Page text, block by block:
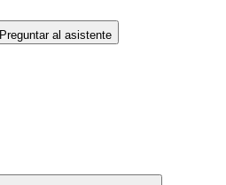
Preguntar al asistente